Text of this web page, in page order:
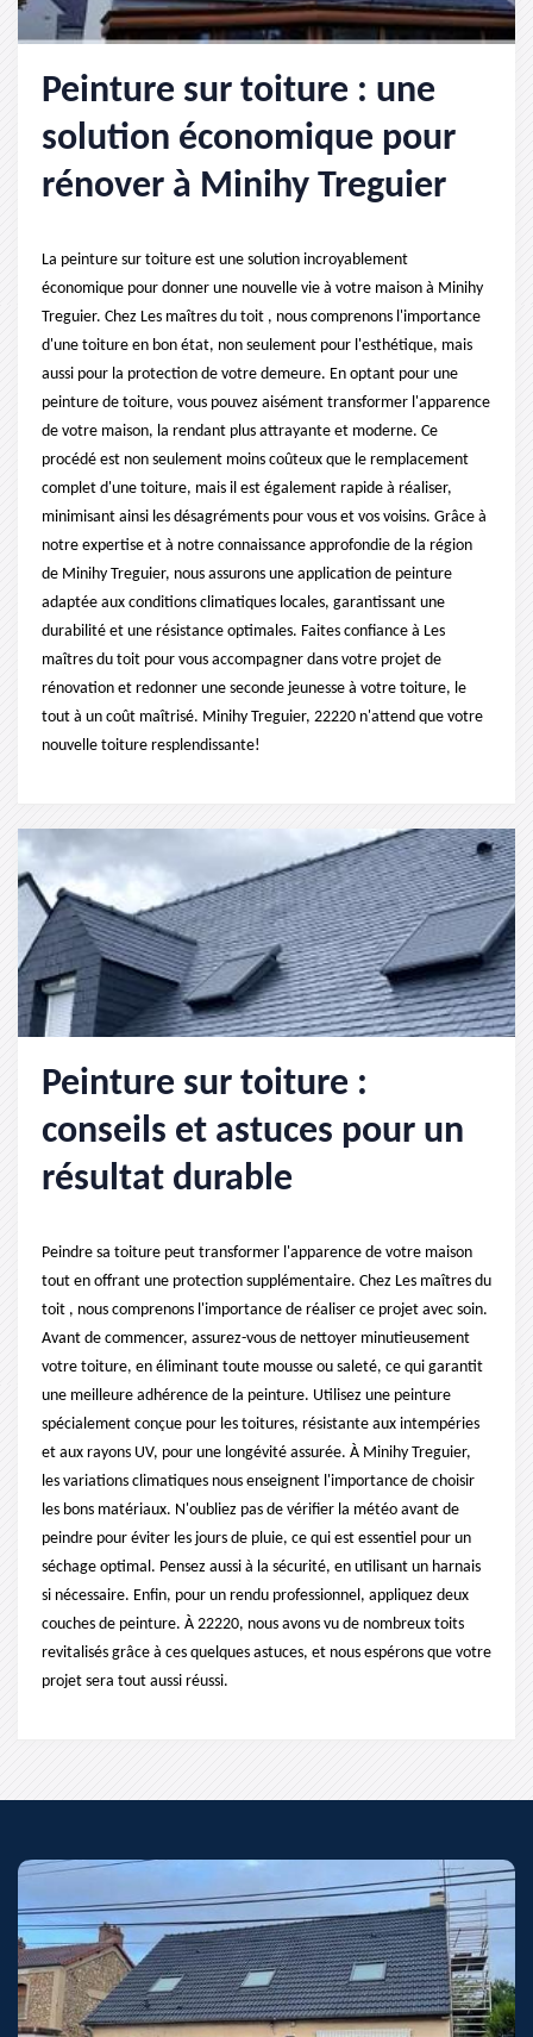
Peinture sur toiture : une
solution économique pour
rénover à Minihy Treguier
La peinture sur toiture est une solution incroyablement
économique pour donner une nouvelle vie à votre maison à Minihy
Treguier. Chez Les maîtres du toit , nous comprenons l'importance
d'une toiture en bon état, non seulement pour l'esthétique, mais
aussi pour la protection de votre demeure. En optant pour une
peinture de toiture, vous pouvez aisément transformer l'apparence
de votre maison, la rendant plus attrayante et moderne. Ce
procédé est non seulement moins coûteux que le remplacement
complet d'une toiture, mais il est également rapide à réaliser,
minimisant ainsi les désagréments pour vous et vos voisins. Grâce à
notre expertise et à notre connaissance approfondie de la région
de Minihy Treguier, nous assurons une application de peinture
adaptée aux conditions climatiques locales, garantissant une
durabilité et une résistance optimales. Faites confiance à Les
maîtres du toit pour vous accompagner dans votre projet de
rénovation et redonner une seconde jeunesse à votre toiture, le
tout à un coût maîtrisé. Minihy Treguier, 22220 n'attend que votre
nouvelle toiture resplendissante!
Peinture sur toiture :
conseils et astuces pour un
résultat durable
Peindre sa toiture peut transformer l'apparence de votre maison
tout en offrant une protection supplémentaire. Chez Les maîtres du
toit , nous comprenons l'importance de réaliser ce projet avec soin.
Avant de commencer, assurez-vous de nettoyer minutieusement
votre toiture, en éliminant toute mousse ou saleté, ce qui garantit
une meilleure adhérence de la peinture. Utilisez une peinture
spécialement conçue pour les toitures, résistante aux intempéries
et aux rayons UV, pour une longévité assurée. À Minihy Treguier,
les variations climatiques nous enseignent l'importance de choisir
les bons matériaux. N'oubliez pas de vérifier la météo avant de
peindre pour éviter les jours de pluie, ce qui est essentiel pour un
séchage optimal. Pensez aussi à la sécurité, en utilisant un harnais
si nécessaire. Enfin, pour un rendu professionnel, appliquez deux
couches de peinture. À 22220, nous avons vu de nombreux toits
revitalisés grâce à ces quelques astuces, et nous espérons que votre
projet sera tout aussi réussi.